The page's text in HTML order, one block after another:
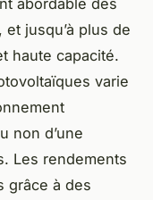
jusqu’à plus de
haute capacité.
varie
non d’une
Les rendements
grâce à des